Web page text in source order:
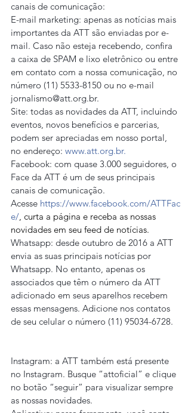
canais de comunicação:
E-mail marketing: apenas as notícias mais
importantes da ATT são enviadas por e-
mail. Caso não esteja recebendo, confira
a caixa de SPAM e lixo eletrônico ou entre
em contato com a nossa comunicação, no
número (11) 5533-8150 ou no e-mail
jornalismo@att.org.br.
Site: todas as novidades da ATT, incluindo
eventos, novos benefícios e parcerias,
podem ser apreciadas em nosso portal,
no endereço: www.att.org.br.
Facebook: com quase 3.000 seguidores, o
Face da ATT é um de seus principais
canais de comunicação.
Acesse https://www.facebook.com/ATTFac
e/, curta a página e receba as nossas
novidades em seu feed de notícias.
Whatsapp: desde outubro de 2016 a ATT
envia as suas principais notícias por
Whatsapp. No entanto, apenas os
associados que têm o número da ATT
adicionado em seus aparelhos recebem
essas mensagens. Adicione nos contatos
de seu celular o número (11) 95034-6728.
Instagram: a ATT também está presente
no Instagram. Busque “attoficial” e clique
no botão “seguir” para visualizar sempre
as nossas novidades.